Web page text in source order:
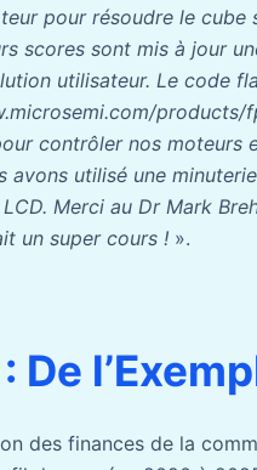
pour résoudre le
scores sont mis à jour
utilisateur. Le code
contrôler nos
avons utilisé une
LCD. Merci au Dr Mark
un super cours ! ».
De
des finances de la